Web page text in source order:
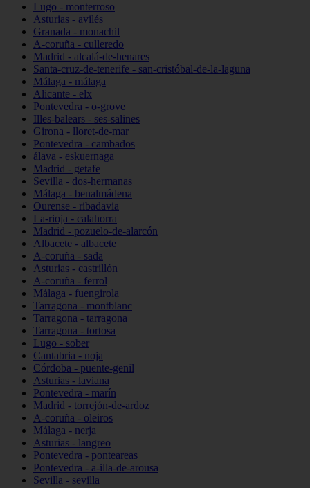
Lugo - monterroso
Asturias - avilés
Granada - monachil
A-coruña - culleredo
Madrid - alcalá-de-henares
Santa-cruz-de-tenerife - san-cristóbal-de-la-laguna
Málaga - málaga
Alicante - elx
Pontevedra - o-grove
Illes-balears - ses-salines
Girona - lloret-de-mar
Pontevedra - cambados
álava - eskuernaga
Madrid - getafe
Sevilla - dos-hermanas
Málaga - benalmádena
Ourense - ribadavia
La-rioja - calahorra
Madrid - pozuelo-de-alarcón
Albacete - albacete
A-coruña - sada
Asturias - castrillón
A-coruña - ferrol
Málaga - fuengirola
Tarragona - montblanc
Tarragona - tarragona
Tarragona - tortosa
Lugo - sober
Cantabria - noja
Córdoba - puente-genil
Asturias - laviana
Pontevedra - marín
Madrid - torrejón-de-ardoz
A-coruña - oleiros
Málaga - nerja
Asturias - langreo
Pontevedra - ponteareas
Pontevedra - a-illa-de-arousa
Sevilla - sevilla